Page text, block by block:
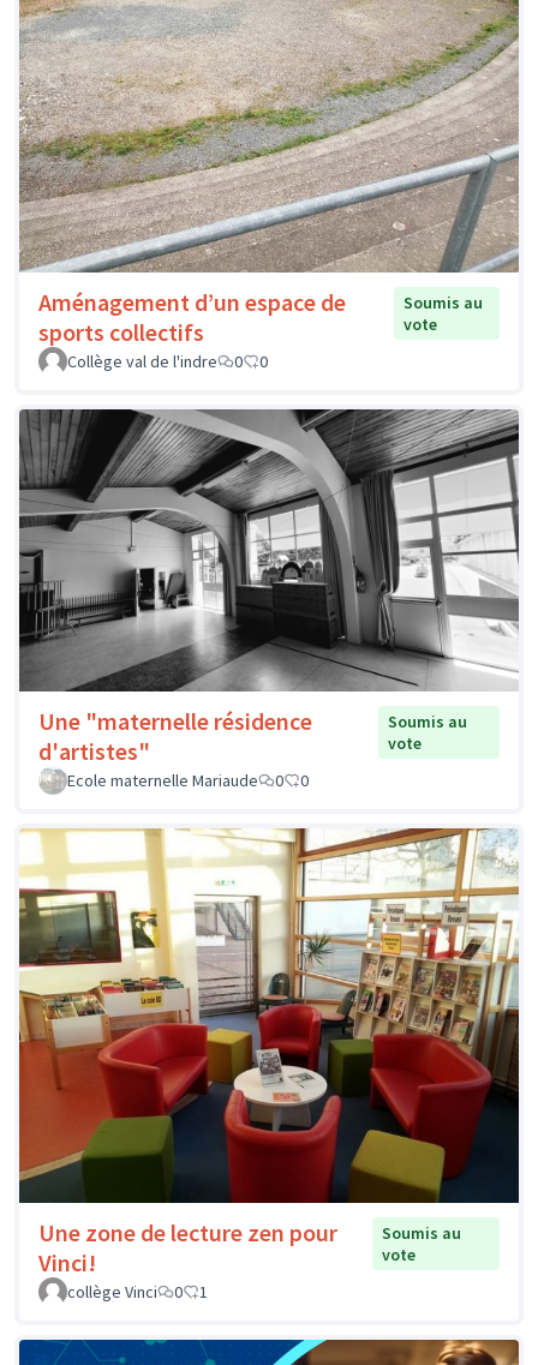
Aménagement d’un espace de
sports collectifs
Soumis au
vote
Collège val de l'indre
0 0
Une "maternelle résidence
d'artistes"
Soumis au
vote
Ecole maternelle Mariaude
0 0
Une zone de lecture zen pour
Vinci!
Soumis au
vote
collège Vinci
0 1